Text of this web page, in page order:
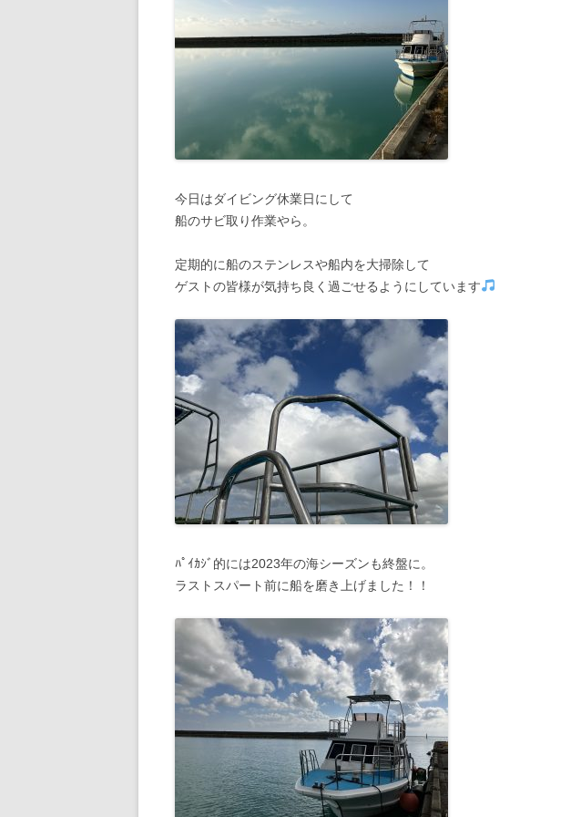
今日はダイビング休業日にして
船のサビ取り作業やら。
定期的に船のステンレスや船内を大掃除して
ゲストの皆様が気持ち良く過ごせるようにしています
ﾊﾟｲｶｼﾞ的には2023年の海シーズンも終盤に。
ラストスパート前に船を磨き上げました！！